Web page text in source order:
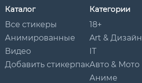
Каталог
Все стикеры
Анимированные
Видео
Добавить стикерпак
Категории
18+
Art & Дизайн
IT
Авто & Мото
Аниме